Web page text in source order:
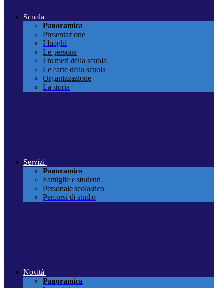
Scuola
Panoramica
Presentazione
I luoghi
Le persone
I numeri della scuola
Le carte della scuola
Organizzazione
La storia
Servizi
Panoramica
Famiglie e studenti
Personale scolastico
Percorsi di studio
Novità
Panoramica